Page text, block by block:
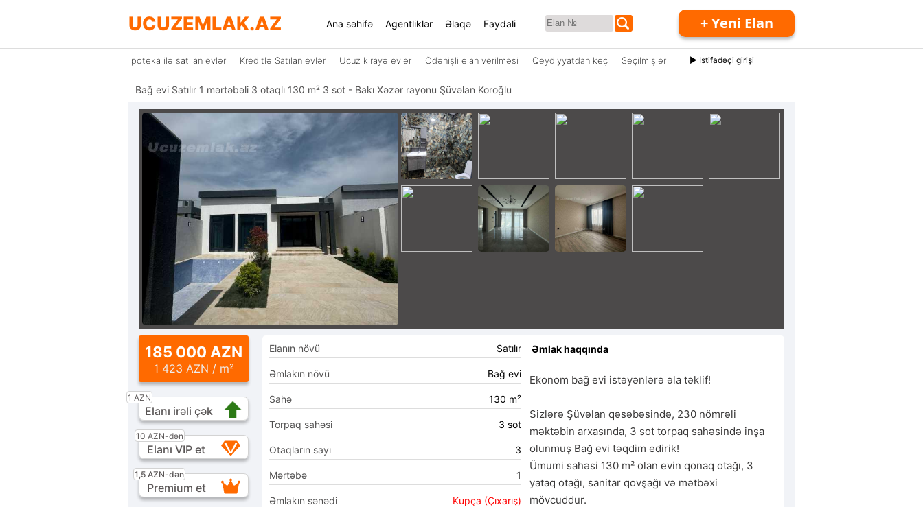
UCUZEMLAK.AZ Ana səhifə Agentliklər Əlaqə Faydali + Yeni Elan
İpoteka ilə satılan evlər Kreditlə Satılan evlər Ucuz kirayə evlər Ödənişli elan verilməsi Qeydiyyatdan keç Seçilmişlər ► İstifadəçi girişi
Bağ evi Satılır 1 mərtəbəli 3 otaqlı 130 m² 3 sot - Bakı Xəzər rayonu Şüvəlan Koroğlu
185 000 AZN
1 423 AZN / m²
1 AZN
Elanı irəli çək
10 AZN-dən
Elanı VIP et
1,5 AZN-dən
Premium et
Elanın növü Satılır
Əmlakın növü Bağ evi
Sahə 130 m²
Torpaq sahəsi 3 sot
Otaqların sayı 3
Mərtəbə 1
Əmlakın sənədi Kupça (Çıxarış)
Əmlak haqqında
Ekonom bağ evi istəyənlərə əla təklif!
Sizlərə Şüvəlan qəsəbəsində, 230 nömrəli
məktəbin arxasında, 3 sot torpaq sahəsində inşa
olunmuş Bağ evi təqdim edirik!
Ümumi sahəsi 130 m² olan evin qonaq otağı, 3
yataq otağı, sanitar qovşağı və mətbəxi
mövcuddur.